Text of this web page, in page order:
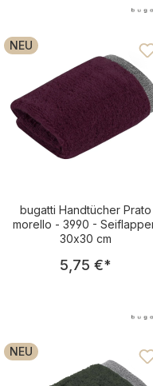
NEU
bugatti Handtücher Prato
morello - 3990 -
30x30 cm
Regulärer
5,75 €*
NEU